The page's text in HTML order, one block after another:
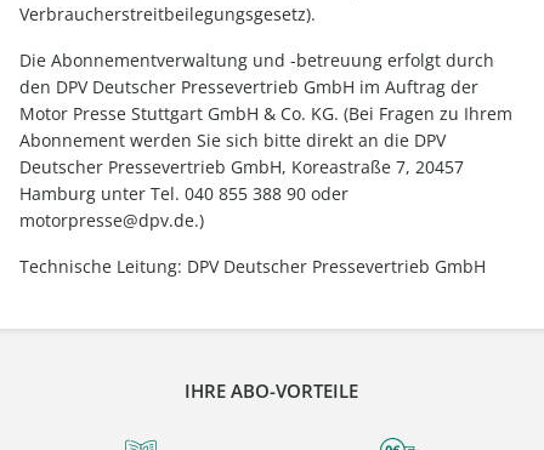
Verbraucherstreitbeilegungsgesetz).
Die Abonnementverwaltung und -betreuung erfolgt durch
den DPV Deutscher Pressevertrieb GmbH im Auftrag der
Motor Presse Stuttgart GmbH & Co. KG. (Bei Fragen zu Ihrem
Abonnement werden Sie sich bitte direkt an die DPV
Deutscher Pressevertrieb GmbH, Koreastraße 7, 20457
Hamburg unter Tel. 040 855 388 90 oder
motorpresse@dpv.de.)
Technische Leitung: DPV Deutscher Pressevertrieb GmbH
IHRE ABO-VORTEILE